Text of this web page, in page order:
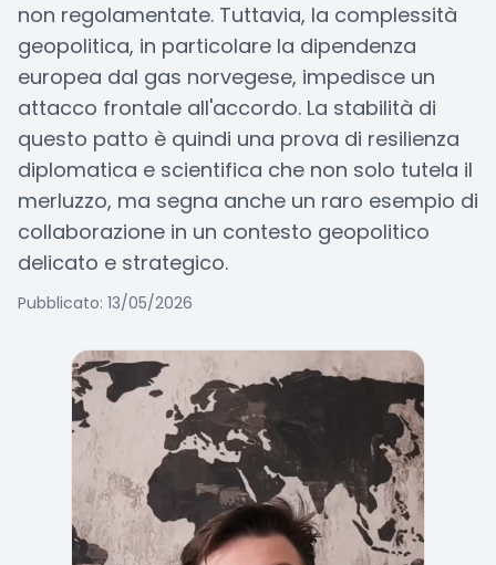
non regolamentate. Tuttavia, la complessità
geopolitica, in particolare la dipendenza
europea dal gas norvegese, impedisce un
attacco frontale all'accordo. La stabilità di
questo patto è quindi una prova di resilienza
diplomatica e scientifica che non solo tutela il
merluzzo, ma segna anche un raro esempio di
collaborazione in un contesto geopolitico
delicato e strategico.
Pubblicato: 13/05/2026